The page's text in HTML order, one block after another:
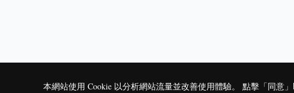
本網站使用 Cookie 以分析網站流量並改善使用體驗。 點擊「同意